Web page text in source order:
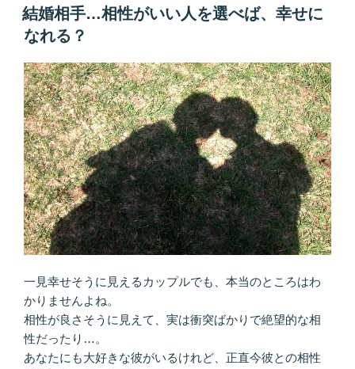
の
片
思
い】
中…
相
手
へ
の
気
持
ち
を
抱
え
悶々
と
し
て
稿
日:
結婚相手…相性がいい人を選べば、幸せに
なれる？
一見幸せそうに見えるカップルでも、本当のところはわ
かりませんよね。
相性が良さそうに見えて、実は衝突ばかりで絶望的な相
性だったり…。
あなたにも大好きな彼がいるけれど、正直今彼との相性